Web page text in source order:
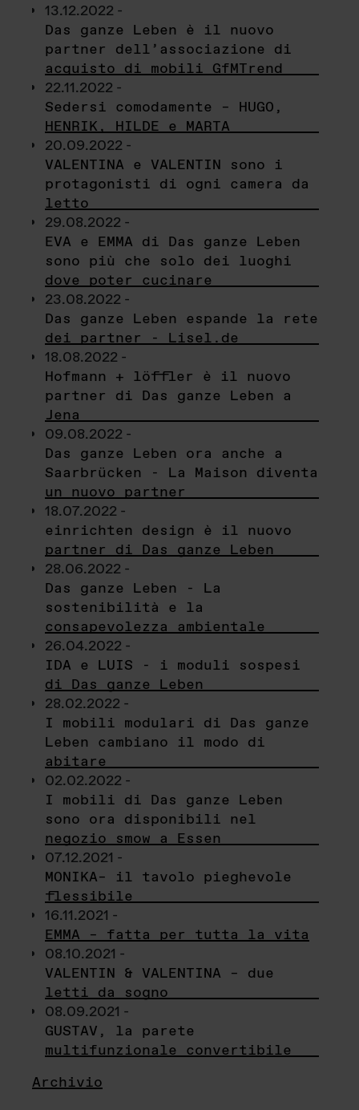
13.12.2022 -
Das ganze Leben è il nuovo
partner dell’associazione di
acquisto di mobili GfMTrend
22.11.2022 -
Sedersi comodamente – HUGO,
HENRIK, HILDE e MARTA
20.09.2022 -
VALENTINA e VALENTIN sono i
protagonisti di ogni camera da
letto
29.08.2022 -
EVA e EMMA di Das ganze Leben
sono più che solo dei luoghi
dove poter cucinare
23.08.2022 -
Das ganze Leben espande la rete
dei partner - Lisel.de
18.08.2022 -
Hofmann + löffler è il nuovo
partner di Das ganze Leben a
Jena
09.08.2022 -
Das ganze Leben ora anche a
Saarbrücken - La Maison diventa
un nuovo partner
18.07.2022 -
einrichten design è il nuovo
partner di Das ganze Leben
28.06.2022 -
Das ganze Leben - La
sostenibilità e la
consapevolezza ambientale
26.04.2022 -
IDA e LUIS - i moduli sospesi
di Das ganze Leben
28.02.2022 -
I mobili modulari di Das ganze
Leben cambiano il modo di
abitare
02.02.2022 -
I mobili di Das ganze Leben
sono ora disponibili nel
negozio smow a Essen
07.12.2021 -
MONIKA– il tavolo pieghevole
flessibile
16.11.2021 -
EMMA – fatta per tutta la vita
08.10.2021 -
VALENTIN & VALENTINA – due
letti da sogno
08.09.2021 -
GUSTAV, la parete
multifunzionale convertibile
Archivio